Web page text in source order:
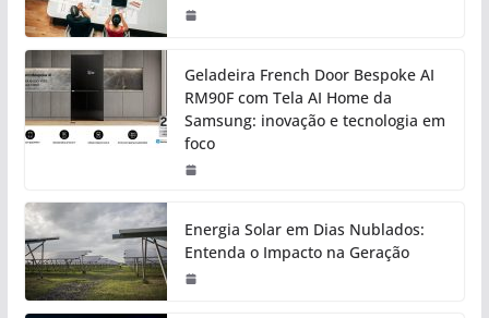
Geladeira French Door Bespoke AI
RM90F com Tela AI Home da
Samsung: inovação e tecnologia em
foco
Energia Solar em Dias Nublados:
Entenda o Impacto na Geração